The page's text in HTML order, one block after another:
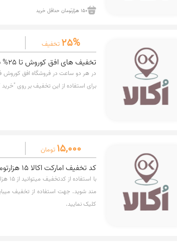
150 هزارتومان حداقل خرید
تخفیف های افق کوروش تا 25% بدون محدودیت
برای استفاده از این تخفیف بر روی "خرید
25% تخفیف
کد تخفیف امارکت اکالا 15 هزارتومانی بدون محدودیت
با
مند شوید. جهت استفاده از تخفیف
کلیک نمایید.
15,000 تومان